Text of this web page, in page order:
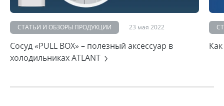
СТАТЬИ И ОБЗОРЫ ПРОДУКЦИИ 23 мая 2022
Сосуд «PULL BOX» – полезный аксессуар в
холодильниках ATLANT